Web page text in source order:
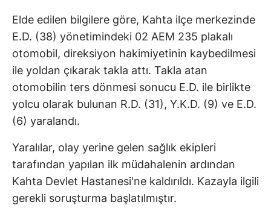
Elde edilen bilgilere göre, Kahta ilçe merkezinde
E.D. (38) yönetimindeki 02 AEM 235 plakalı
otomobil, direksiyon hakimiyetinin kaybedilmesi
ile yoldan çıkarak takla attı. Takla atan
otomobilin ters dönmesi sonucu E.D. ile birlikte
yolcu olarak bulunan R.D. (31), Y.K.D. (9) ve E.D.
(6) yaralandı.
Yaralılar, olay yerine gelen sağlık ekipleri
tarafından yapılan ilk müdahalenin ardından
Kahta Devlet Hastanesi'ne kaldırıldı. Kazayla ilgili
gerekli soruşturma başlatılmıştır.